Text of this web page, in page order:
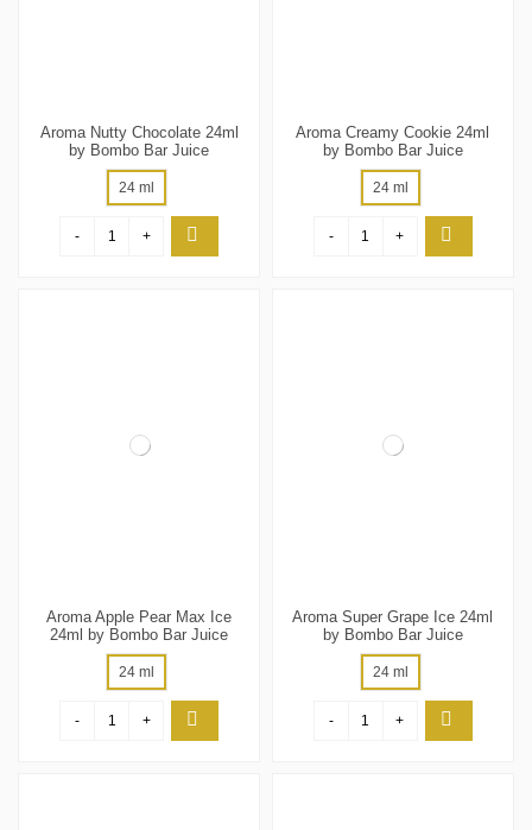
Aroma Nutty Chocolate 24ml
by Bombo Bar Juice
24 ml
- +
Aroma Creamy Cookie 24ml
by Bombo Bar Juice
24 ml
- +
Aroma Apple Pear Max Ice
24ml by Bombo Bar Juice
24 ml
- +
Aroma Super Grape Ice 24ml
by Bombo Bar Juice
24 ml
- +